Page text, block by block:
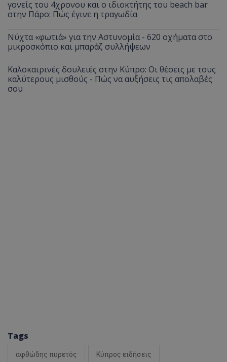
γονείς του 4χρονου και ο ιδιοκτήτης του beach bar
στην Πάρο: Πώς έγινε η τραγωδία
Νύχτα «φωτιά» για την Αστυνομία - 620 οχήματα στο
μικροσκόπιο και μπαράζ συλλήψεων
Καλοκαιρινές δουλειές στην Κύπρο: Οι θέσεις με τους
καλύτερους μισθούς - Πώς να αυξήσεις τις απολαβές
σου
Tags
αφθώδης πυρετός Κύπρος ειδήσεις